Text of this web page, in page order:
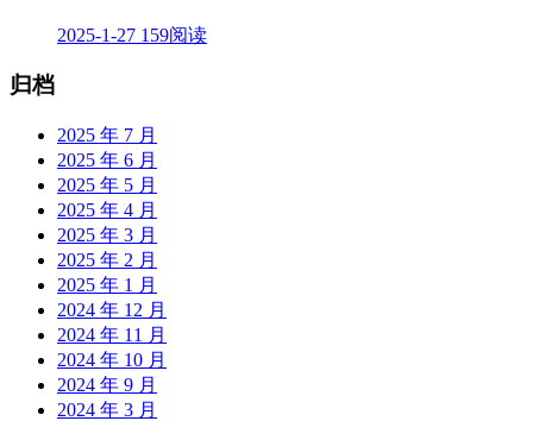
2025-1-27 159阅读
归档
2025 年 7 月
2025 年 6 月
2025 年 5 月
2025 年 4 月
2025 年 3 月
2025 年 2 月
2025 年 1 月
2024 年 12 月
2024 年 11 月
2024 年 10 月
2024 年 9 月
2024 年 3 月